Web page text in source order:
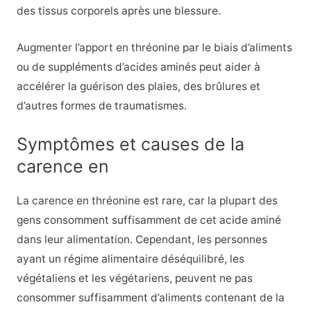
des tissus corporels après une blessure.
Augmenter l’apport en thréonine par le biais d’aliments
ou de suppléments d’acides aminés peut aider à
accélérer la guérison des plaies, des brûlures et
d’autres formes de traumatismes.
Symptômes et causes de la
carence en
La carence en thréonine est rare, car la plupart des
gens consomment suffisamment de cet acide aminé
dans leur alimentation. Cependant, les personnes
ayant un régime alimentaire déséquilibré, les
végétaliens et les végétariens, peuvent ne pas
consommer suffisamment d’aliments contenant de la